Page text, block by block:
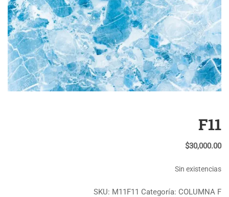
F11
$30,000.00
Sin existencias
SKU: M11F11 Categoría: COLUMNA F